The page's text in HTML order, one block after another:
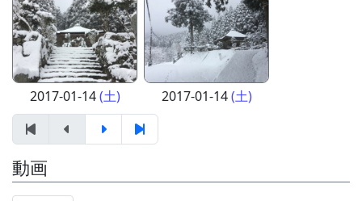
2017-01-14(土) 2017-01-14(土)
動画